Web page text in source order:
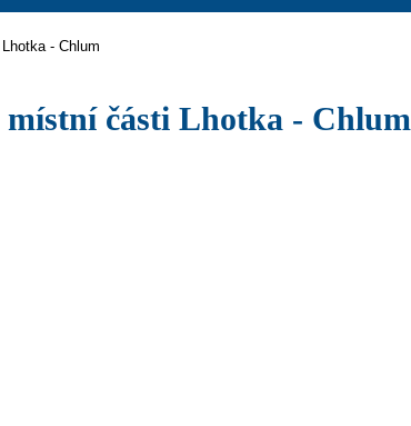
Kariéra
- Chlum
místní části Lhotka - Chlum